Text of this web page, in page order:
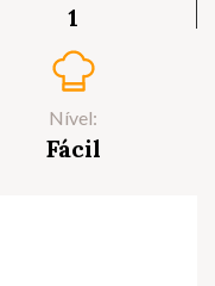
1
Nível:
Fácil